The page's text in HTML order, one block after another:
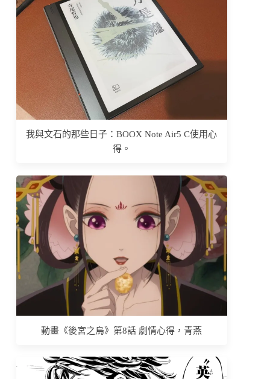
我與文石的那些日子：BOOX Note Air5 C使用心
得。
動畫《後宮之烏》第8話 劇情心得，青燕